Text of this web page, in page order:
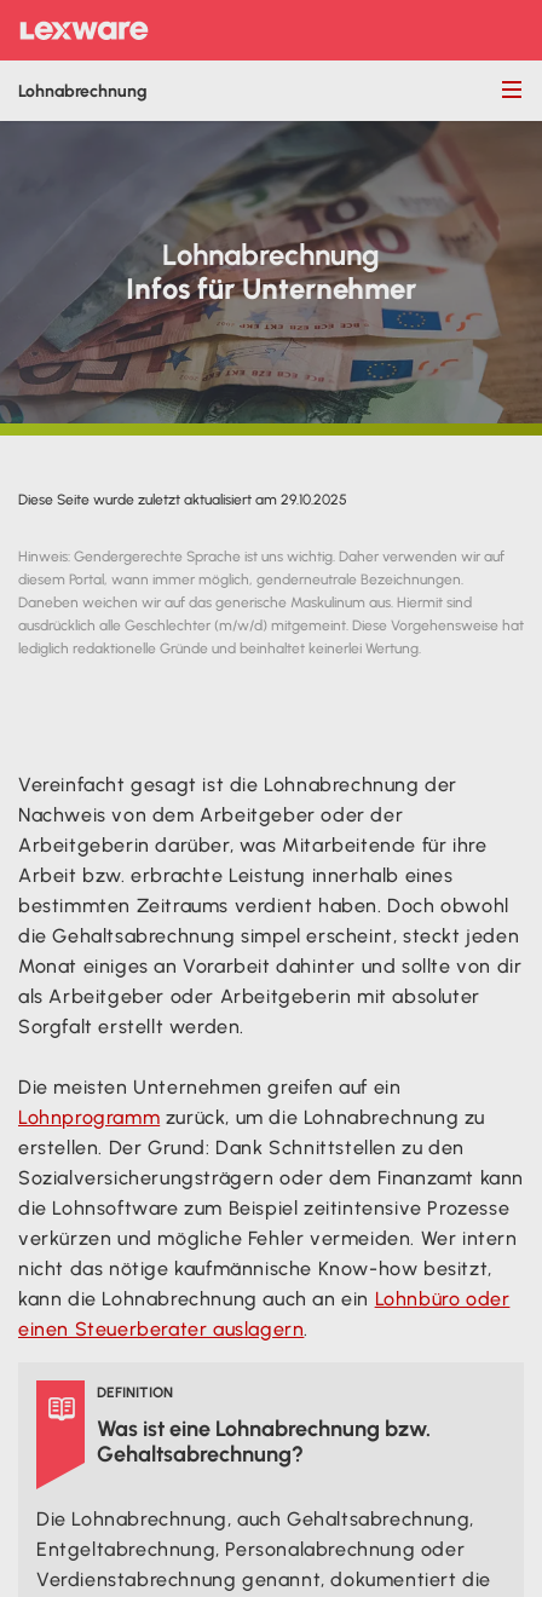
Lohnabrechnung
Lohnabrechnung
Infos für Unternehmer
Diese Seite wurde zuletzt aktualisiert am 29.10.2025
Hinweis: Gendergerechte Sprache ist uns wichtig. Daher verwenden wir auf
diesem Portal, wann immer möglich, genderneutrale Bezeichnungen.
Daneben weichen wir auf das generische Maskulinum aus. Hiermit sind
ausdrücklich alle Geschlechter (m/w/d) mitgemeint. Diese Vorgehensweise hat
lediglich redaktionelle Gründe und beinhaltet keinerlei Wertung.
Vereinfacht gesagt ist die Lohnabrechnung der
Nachweis von dem Arbeitgeber oder der
Arbeitgeberin darüber, was Mitarbeitende für ihre
Arbeit bzw. erbrachte Leistung innerhalb eines
bestimmten Zeitraums verdient haben. Doch obwohl
die Gehaltsabrechnung simpel erscheint, steckt jeden
Monat einiges an Vorarbeit dahinter und sollte von dir
als Arbeitgeber oder Arbeitgeberin mit absoluter
Sorgfalt erstellt werden.
Die meisten Unternehmen greifen auf ein
Lohnprogramm zurück, um die Lohnabrechnung zu
erstellen. Der Grund: Dank Schnittstellen zu den
Sozialversicherungsträgern oder dem Finanzamt kann
die Lohnsoftware zum Beispiel zeitintensive Prozesse
verkürzen und mögliche Fehler vermeiden. Wer intern
nicht das nötige kaufmännische Know-how besitzt,
kann die Lohnabrechnung auch an ein Lohnbüro oder
einen Steuerberater auslagern.
 DEFINITION
Was ist eine Lohnabrechnung bzw.
Gehaltsabrechnung?
Die Lohnabrechnung, auch Gehaltsabrechnung,
Entgeltabrechnung, Personalabrechnung oder
Verdienstabrechnung genannt, dokumentiert die